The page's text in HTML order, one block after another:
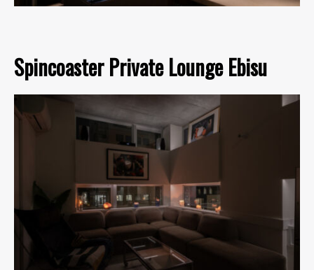
Spincoaster Private Lounge Ebisu